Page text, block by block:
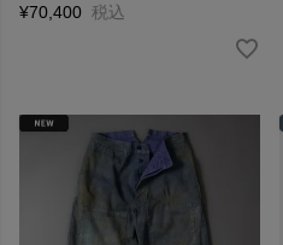
¥70,400 税込